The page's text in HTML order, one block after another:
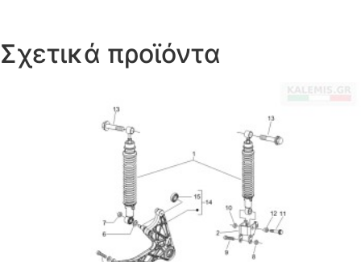
Σχετικά προϊόντα